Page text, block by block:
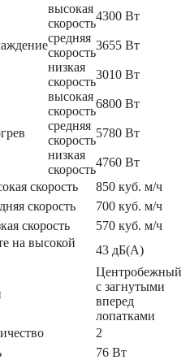
высокая
скорость
4300 Вт
средняя
скорость
3655 Вт
низкая
скорость
3010 Вт
высокая
скорость
6800 Вт
средняя
скорость
5780 Вт
низкая
скорость
4760 Вт
скорость
850 куб. м/ч
скорость
700 куб. м/ч
скорость
570 куб. м/ч
на высокой
43 дБ(А)
Центробежный
с загнутыми
вперед
лопатками
2
76 Вт